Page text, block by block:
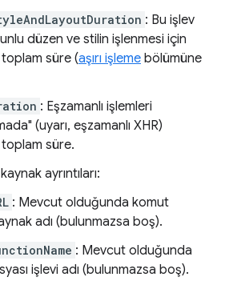
: Bu işlev
düzen ve stilin işlenmesi için
süre (aşırı işleme bölümüne
: Eşzamanlı işlemleri
(uyarı, eşzamanlı XHR)
süre.
ayrıntıları:
: Mevcut olduğunda komut
adı (bulunmazsa boş).
: Mevcut olduğunda
işlevi adı (bulunmazsa boş).